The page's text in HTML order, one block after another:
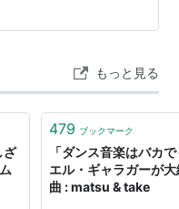
向けて投げた事が原
うなもの」
しだけ光るものがあ
るか、このままマン
どっちだ？」
はムカつくから、仕
ディフ・プリンシパ
SE. …
もっと見る
ざ
479 ブックマーク
「ダンス音楽はバカ
エル・ギャラガーが
曲 : matsu & take